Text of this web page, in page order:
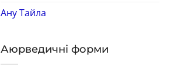
Ану Тайла
Аюрведичні форми